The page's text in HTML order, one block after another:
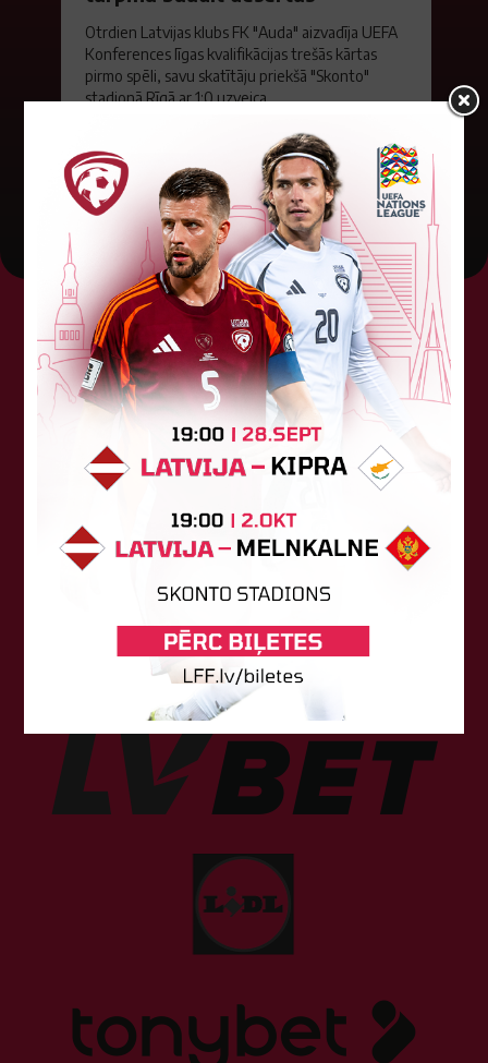
Otrdien Latvijas klubs FK "Auda" aizvadīja UEFA
Konferences līgas kvalifikācijas trešās kārtas
pirmo spēli, savu skatītāju priekšā "Skonto"
stadionā Rīgā ar 1:0 uzveica...
04. augusts 2026.
Tehniskais sponsors
Sponsori